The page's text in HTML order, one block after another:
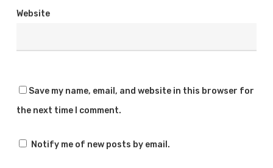
Website
Save my name, email, and website in this browser for
the next time I comment.
Notify me of new posts by email.